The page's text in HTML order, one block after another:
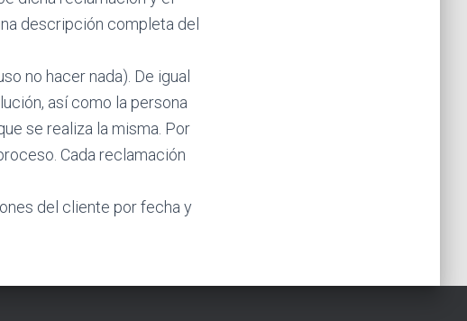
descripción completa del
no hacer nada). De igual
así como la persona
se realiza la misma. Por
Cada reclamación
del cliente por fecha y